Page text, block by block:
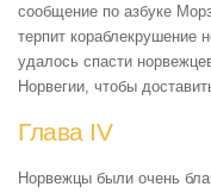
сообщение по азбуке
терпит кораблекрушение
удалось спасти
Норвегии, чтобы
Глава IV
Норвежцы были очень